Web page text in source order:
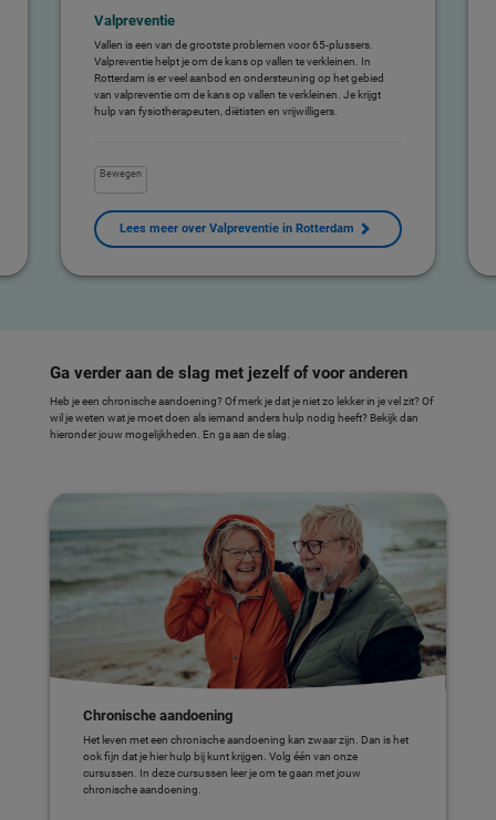
Valpreventie
Vallen is een van de grootste problemen voor 65-plussers.
Valpreventie helpt je om de kans op vallen te verkleinen. In
Rotterdam is er veel aanbod en ondersteuning op het gebied
van valpreventie om de kans op vallen te verkleinen. Je krijgt
hulp van fysiotherapeuten, diëtisten en vrijwilligers.
Bewegen
Lees meer over Valpreventie in Rotterdam
Ga verder aan de slag met jezelf of voor anderen
Heb je een chronische aandoening? Of merk je dat je niet zo lekker in je vel zit? Of
wil je weten wat je moet doen als iemand anders hulp nodig heeft? Bekijk dan
hieronder jouw mogelijkheden. En ga aan de slag.
Chronische aandoening
Het leven met een chronische aandoening kan zwaar zijn. Dan is het
ook fijn dat je hier hulp bij kunt krijgen. Volg één van onze
cursussen. In deze cursussen leer je om te gaan met jouw
chronische aandoening.